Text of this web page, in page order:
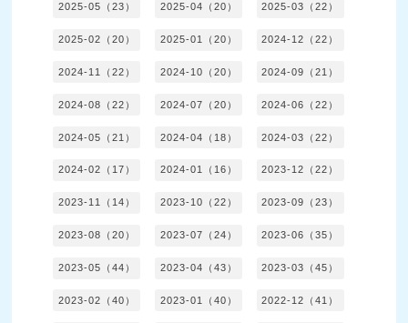
2025-05（23） 2025-04（20） 2025-03（22）
2025-02（20） 2025-01（20） 2024-12（22）
2024-11（22） 2024-10（20） 2024-09（21）
2024-08（22） 2024-07（20） 2024-06（22）
2024-05（21） 2024-04（18） 2024-03（22）
2024-02（17） 2024-01（16） 2023-12（22）
2023-11（14） 2023-10（22） 2023-09（23）
2023-08（20） 2023-07（24） 2023-06（35）
2023-05（44） 2023-04（43） 2023-03（45）
2023-02（40） 2023-01（40） 2022-12（41）